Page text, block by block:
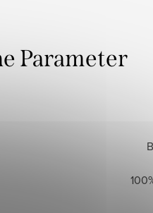
Parameter